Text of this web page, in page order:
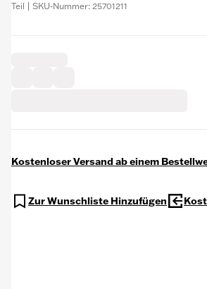
Teil | SKU-Nummer: 25701211
Kostenloser Versand ab einem
Zur Wunschliste Hinzufügen